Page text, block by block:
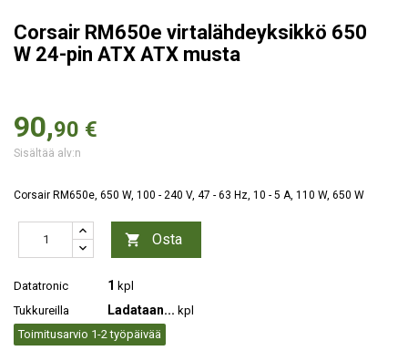
Corsair RM650e virtalähdeyksikkö 650
W 24-pin ATX ATX musta
90,90 €
Sisältää alv:n
Corsair RM650e, 650 W, 100 - 240 V, 47 - 63 Hz, 10 - 5 A, 110 W, 650 W
 Osta
Datatronic 1 kpl
Tukkureilla
Ladataan... kpl
Toimitusarvio 1-2 työpäivää